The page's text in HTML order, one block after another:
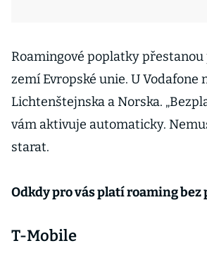
Roamingové poplatky
zemí Evropské unie. U Vodafone
Lichtenštejnska a Norska.
vám aktivuje automaticky.
starat.
Odkdy pro vás platí roaming
T-Mobile